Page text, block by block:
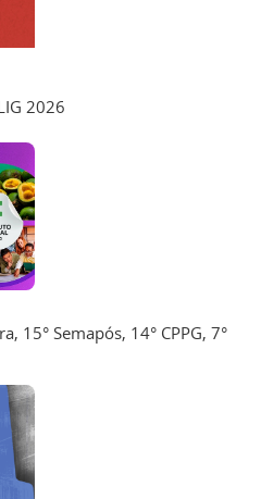
2026
15° Semapós, 14° CPPG, 7°